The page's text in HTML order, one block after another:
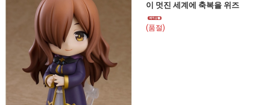
이 멋진 세계에 축복을 위즈
(품절)